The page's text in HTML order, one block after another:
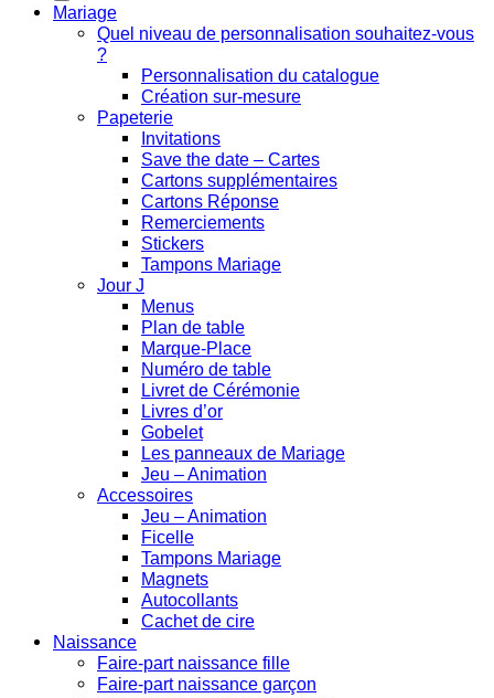
Mariage
Quel niveau de personnalisation souhaitez-vous
?
Personnalisation du catalogue
Création sur-mesure
Papeterie
Invitations
Save the date – Cartes
Cartons supplémentaires
Cartons Réponse
Remerciements
Stickers
Tampons Mariage
Jour J
Menus
Plan de table
Marque-Place
Numéro de table
Livret de Cérémonie
Livres d’or
Gobelet
Les panneaux de Mariage
Jeu – Animation
Accessoires
Jeu – Animation
Ficelle
Tampons Mariage
Magnets
Autocollants
Cachet de cire
Naissance
Faire-part naissance fille
Faire-part naissance garçon